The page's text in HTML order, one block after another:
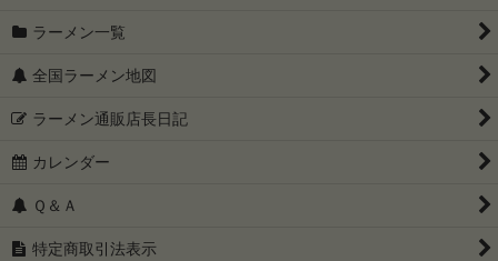
ラーメン一覧
全国ラーメン地図
ラーメン通販店長日記
カレンダー
Ｑ＆Ａ
特定商取引法表示